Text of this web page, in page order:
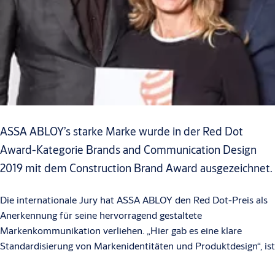
ASSA ABLOY’s starke Marke wurde in der Red Dot
Award-Kategorie Brands and Communication Design
2019 mit dem Construction Brand Award ausgezeichnet.
Die internationale Jury hat ASSA ABLOY den Red Dot-Preis als
Anerkennung für seine hervorragend gestaltete
Markenkommunikation verliehen.„Hier gab es eine klare
Standardisierung von Markenidentitäten und Produktdesign“, ist